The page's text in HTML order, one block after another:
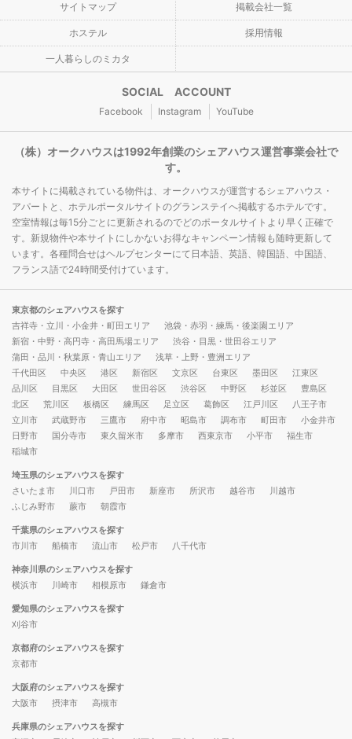
サイトマップ 掲載会社一覧
ホステル 採用情報
一人暮らしのミカタ
SOCIAL ACCOUNT
Facebook Instagram YouTube
（株）オークハウスは1992年創業のシェアハウス運営事業会社で
す。
本サイトに掲載されている物件は、オークハウスが運営するシェアハウス・
アパートと、ホテルポータルサイトのグランステイへ掲載するホテルです。
空室情報は毎15分ごとに更新されるのでどのポータルサイトより早く正確で
す。新規物件や本サイトにしかないお得なキャンペーン情報も随時更新して
います。各種問合せはヘルプセンターにて日本語、英語、韓国語、中国語、
フランス語で24時間受付けています。
東京都のシェアハウスを探す
吉祥寺・立川・小金井・町田エリア
池袋・赤羽・練馬・後楽園エリア
新宿・中野・高円寺・高田馬場エリア
渋谷・目黒・世田谷エリア
蒲田・品川・秋葉原・青山エリア
浅草・上野・豊洲エリア
千代田区
中央区 港区 新宿区 文京区 台東区 墨田区
江東区
品川区
目黒区 大田区 世田谷区 渋谷区 中野区 杉並区
豊島区
北区
荒川区 板橋区 練馬区 足立区 葛飾区 江戸川区
八王子市
立川市
武蔵野市 三鷹市 府中市 昭島市 調布市 町田市
小金井市
日野市
国分寺市 東久留米市 多摩市 西東京市 小平市
福生市
稲城市
埼玉県のシェアハウスを探す
さいたま市
川口市 戸田市 新座市 所沢市 越谷市
川越市
ふじみ野市
蕨市 朝霞市
千葉県のシェアハウスを探す
市川市
船橋市 流山市 松戸市 八千代市
神奈川県のシェアハウスを探す
横浜市
川崎市 相模原市 鎌倉市
愛知県のシェアハウスを探す
刈谷市
京都府のシェアハウスを探す
京都市
大阪府のシェアハウスを探す
大阪市
摂津市 高槻市
兵庫県のシェアハウスを探す